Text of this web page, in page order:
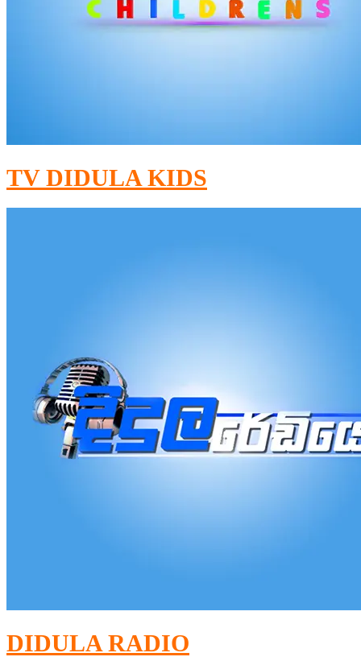
TV DIDULA KIDS
DIDULA RADIO